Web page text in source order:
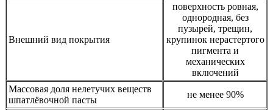
Внешний вид покрытия
поверхность ровная,
однородная, без
пузырей, трещин,
крупинок нерастертого
пигмента и
механических
включений
Массовая доля нелетучих веществ
шпатлёвочной пасты
не менее 90%